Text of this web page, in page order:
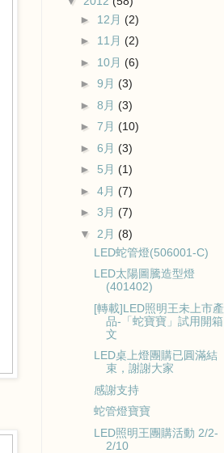
► 12月 (2)
► 11月 (2)
► 10月 (6)
► 9月 (3)
► 8月 (3)
► 7月 (10)
► 6月 (3)
► 5月 (1)
► 4月 (7)
► 3月 (7)
▼ 2月 (8)
LED蛇管燈(506001-C)
LED太陽圖騰造型燈
(401402)
[轉載]LED照明王未上市產
品-「蛇寶寶」試用開箱
文
LED桌上燈團購已圓滿結
束，謝謝大家
感謝支持
蛇管燈寶寶
LED照明王團購活動 2/2-
2/10